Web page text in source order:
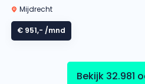
Mijdrecht
€ 951,- /mnd
Bekijk 32.981